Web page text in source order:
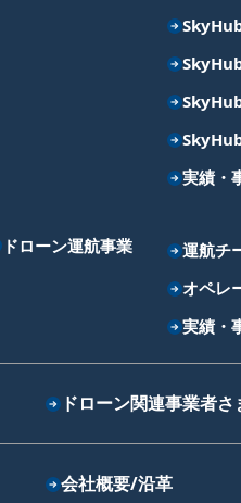
実績・
ドローン運航事業
運航チ
オペレ
実績・
ドローン関連事業者さ
会社概要/沿革